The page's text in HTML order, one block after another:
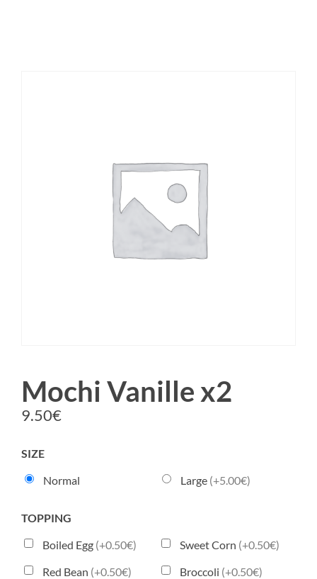
Mochi Vanille x2
9.50€
SIZE
Normal
Large (+5.00€)
TOPPING
Boiled Egg (+0.50€) Sweet Corn (+0.50€)
Red Bean (+0.50€) Broccoli (+0.50€)